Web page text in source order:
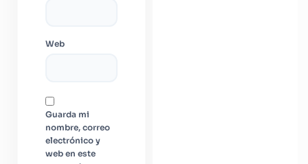
Web
Guarda mi
nombre, correo
electrónico y
web en este